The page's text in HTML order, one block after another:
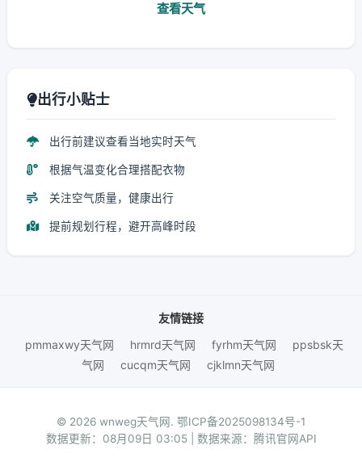
查看天气
出行小贴士
出行前建议查看当地实时天气
根据气温变化合理搭配衣物
关注空气质量，健康出行
提前规划行程，避开高峰时段
友情链接
pmmaxwy天气网
hrmrd天气网 fyrhm天气网
ppsbsk天
气网
cucqm天气网 cjklmn天气网
© 2026 wnweg天气网. 鄂ICP备2025098134号-1
数据更新：08月09日 03:05 | 数据来源：腾讯官网API